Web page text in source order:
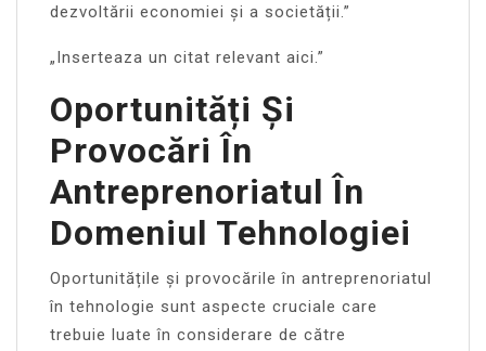
dezvoltării economiei și a societății.”
„Inserteaza un citat relevant aici.”
Oportunități Și
Provocări În
Antreprenoriatul În
Domeniul Tehnologiei
Oportunitățile și provocările în antreprenoriatul
în tehnologie sunt aspecte cruciale care
trebuie luate în considerare de către